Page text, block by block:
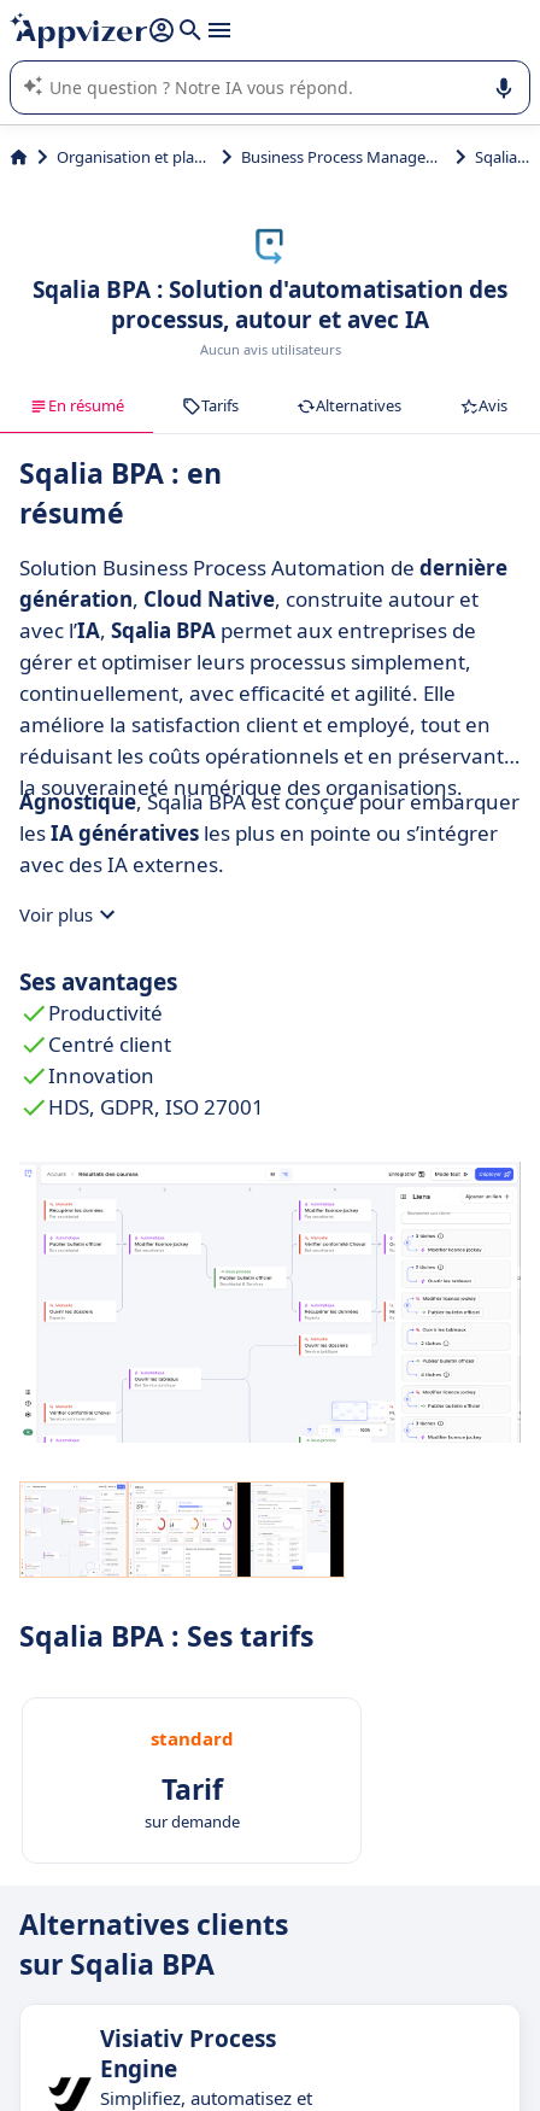
répondre (plusieurs lignes avec
L'IA de Appvizer vous guide dans l'utilisation ou la sélection de
logiciel SaaS en entreprise.
Organisation et planification Business Process Management (BPM) Sqalia BPA
Sqalia BPA : Solution d'automatisation des
processus, autour et avec IA
Aucun avis utilisateurs
En résumé Tarifs Alternatives Avis
Sqalia BPA : en
résumé
Solution Business Process Automation de dernière
génération, Cloud Native, construite autour et
avec l’IA, Sqalia BPA permet aux entreprises de
gérer et optimiser leurs processus simplement,
continuellement, avec efficacité et agilité. Elle
améliore la satisfaction client et employé, tout en
réduisant les coûts opérationnels et en préservant
la souveraineté numérique des organisations.
Agnostique, Sqalia BPA est conçue pour embarquer
lesIA génératives les plus en pointe ou s’intégrer
avec des IA externes.
Voir plus
Ses avantages
Productivité
Centré client
Innovation
HDS, GDPR, ISO 27001
Sqalia BPA : Ses tarifs
standard
Tarif
sur demande
Alternatives clients
sur Sqalia BPA
Visiativ Process
Engine
Simplifiez, automatisez et